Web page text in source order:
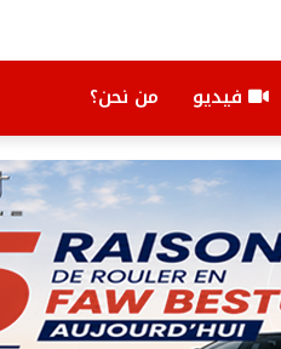
فيديو من نحن؟